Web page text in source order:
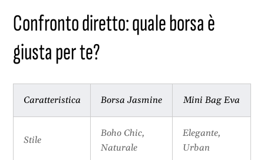
Confronto diretto: quale borsa è
giusta per te?
Caratteristica Borsa Jasmine Mini Bag Eva
Stile
Boho Chic,
Naturale
Elegante,
Urban